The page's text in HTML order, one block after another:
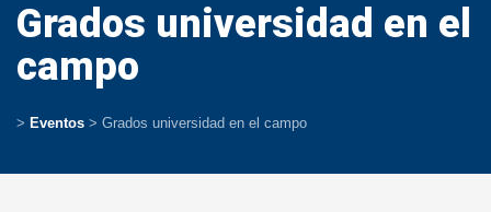
> Eventos > Grados universidad en el campo
Grados universidad en el
campo